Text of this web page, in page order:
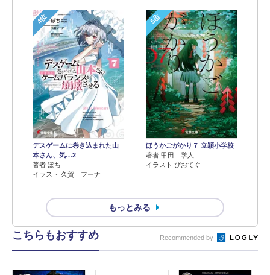
4位
デスゲームに巻き込まれた山
本さん、気…2
著者 ぽち
イラスト 久賀 フーナ
5位
ほうかごがかり７ 立穎小学校
著者 甲田 学人
イラスト ぴおてぐ
もっとみる
こちらもおすすめ Recommended by